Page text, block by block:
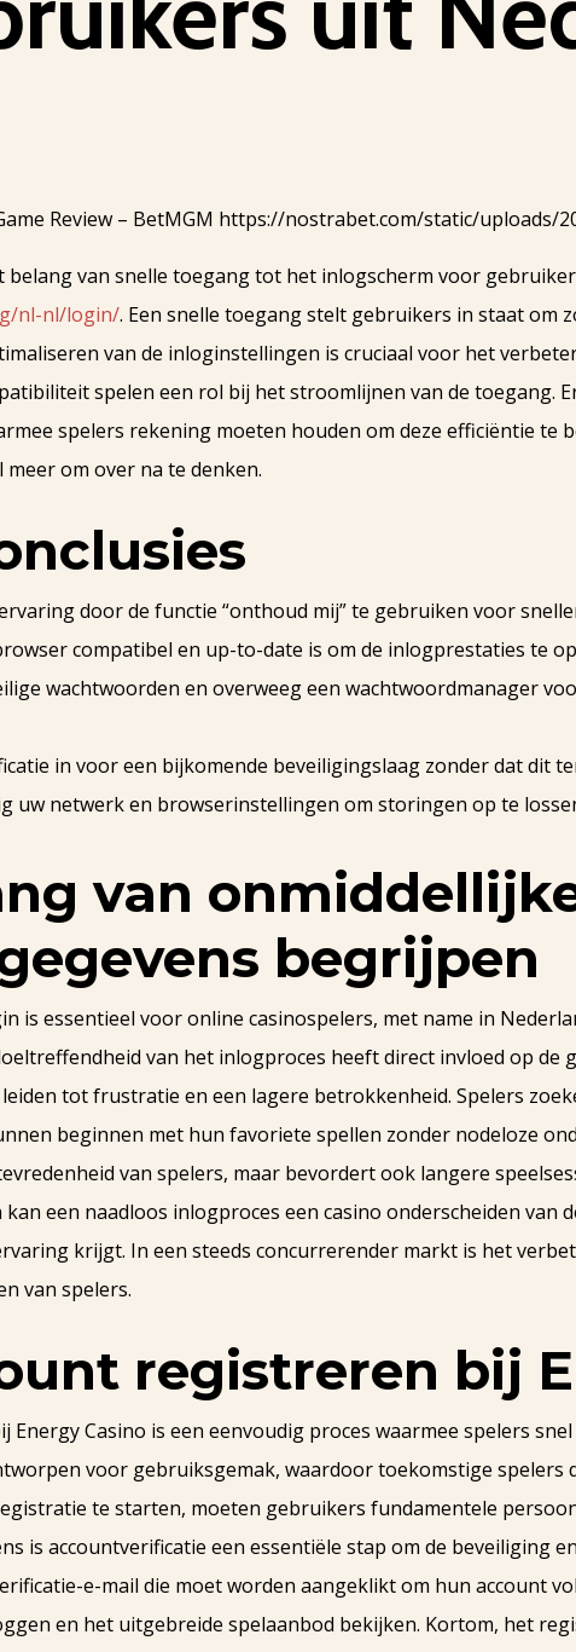
belang van snelle toegang tot het inlogscherm voor
nl-nl/login/. Een snelle toegang stelt gebruikers in staat
van de inloginstellingen is cruciaal voor het
spelen een rol bij het stroomlijnen van de toegang.
spelers rekening moeten houden om deze efficiëntie te
om over na te denken.
door de functie “onthoud mij” te gebruiken voor
compatibel en up-to-date is om de inlogprestaties te
wachtwoorden en overweeg een wachtwoordmanager
in voor een bijkomende beveiligingslaag zonder dat dit
uw netwerk en browserinstellingen om storingen op te
van
begrijpen
is essentieel voor online casinospelers, met name in
van het inlogproces heeft direct invloed op de
tot frustratie en een lagere betrokkenheid. Spelers
beginnen met hun favoriete spellen zonder nodeloze
van spelers, maar bevordert ook langere
een naadloos inlogproces een casino onderscheiden van
krijgt. In een steeds concurrerender markt is het
van spelers.
registreren bij
Energy Casino is een eenvoudig proces waarmee spelers
voor gebruiksgemak, waardoor toekomstige spelers
te starten, moeten gebruikers fundamentele
is accountverificatie een essentiële stap om de beveiliging
e-mail die moet worden aangeklikt om hun account
en het uitgebreide spelaanbod bekijken. Kortom, het